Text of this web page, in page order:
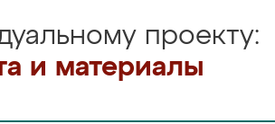
проекту:
и материалы